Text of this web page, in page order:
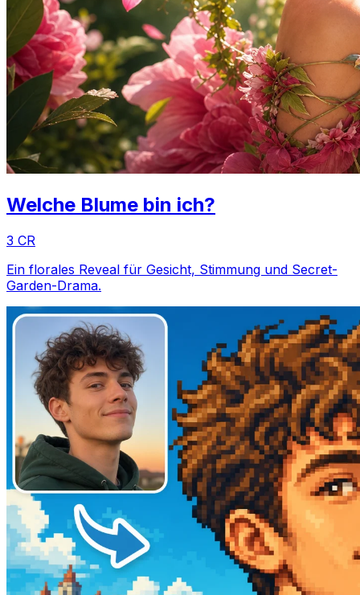
Welche Blume bin ich?
3 CR
Ein florales Reveal für Gesicht, Stimmung und Secret-
Garden-Drama.